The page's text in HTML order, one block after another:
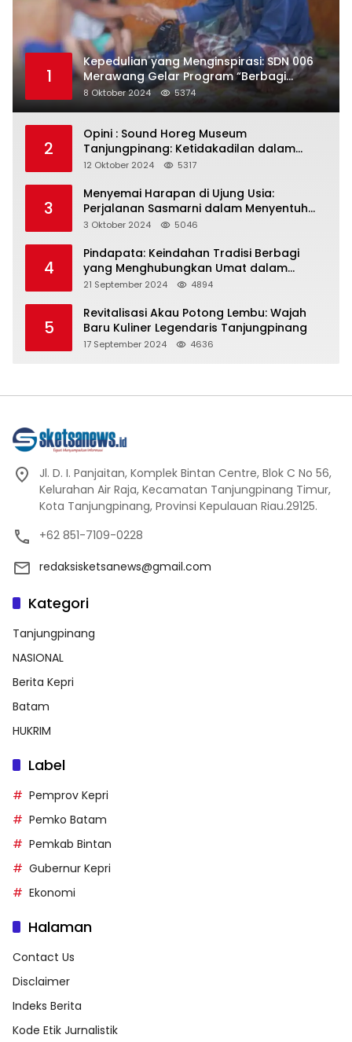
1
Kepedulian yang Menginspirasi: SDN 006
Merawang Gelar Program “Berbagi
Segenggam Beras”
8 Oktober 2024 5374
2
Opini : Sound Horeg Museum
Tanjungpinang: Ketidakadilan dalam
Representasi
12 Oktober 2024 5317
3
Menyemai Harapan di Ujung Usia:
Perjalanan Sasmarni dalam Menyentuh
Hati dan Jiwa
3 Oktober 2024 5046
4
Pindapata: Keindahan Tradisi Berbagi
yang Menghubungkan Umat dalam
Spiritualitas dan Kebersamaan dalam
21 September 2024 4894
5
Revitalisasi Akau Potong Lembu: Wajah
Baru Kuliner Legendaris Tanjungpinang
17 September 2024 4636
Jl. D. I. Panjaitan, Komplek Bintan Centre, Blok C No 56,
Kelurahan Air Raja, Kecamatan Tanjungpinang Timur,
Kota Tanjungpinang, Provinsi Kepulauan Riau.29125.
+62 851-7109-0228
redaksisketsanews@gmail.com
Kategori
Tanjungpinang
NASIONAL
Berita Kepri
Batam
HUKRIM
Label
Pemprov Kepri
Pemko Batam
Pemkab Bintan
Gubernur Kepri
Ekonomi
Halaman
Contact Us
Disclaimer
Indeks Berita
Kode Etik Jurnalistik